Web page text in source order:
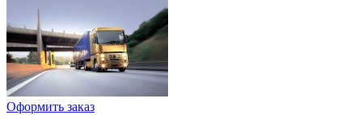
Оформить заказ